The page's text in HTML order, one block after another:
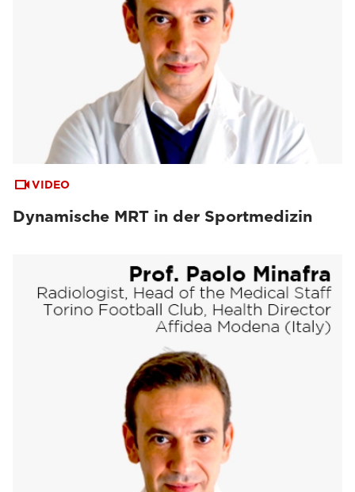
VIDEO
Dynamische MRT in der Sportmedizin